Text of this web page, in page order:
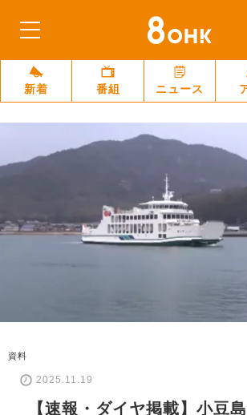
新着 番組 ニュース
資料
2025.11.19
【速報・ダイヤ掲載】小豆